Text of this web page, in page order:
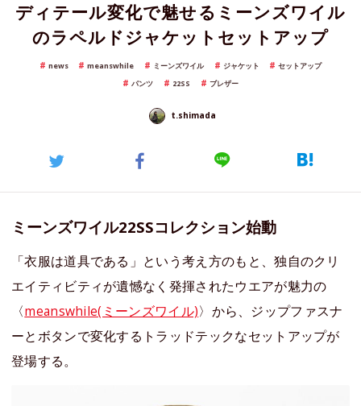
ディテール変化で魅せるミーンズワイル
のラペルドジャケットセットアップ
news meanswhile ミーンズワイル ジャケット
セットアップ
パンツ
22SS ブレザー
t.shimada
ミーンズワイル22SSコレクション始動
「衣服は道具である」という考え方のもと、独自のクリ
エイティビティが遺憾なく発揮されたウエアが魅力の
〈meanswhile(ミーンズワイル)〉から、ジップファスナ
ーとボタンで変化するトラッドテックなセットアップが
登場する。